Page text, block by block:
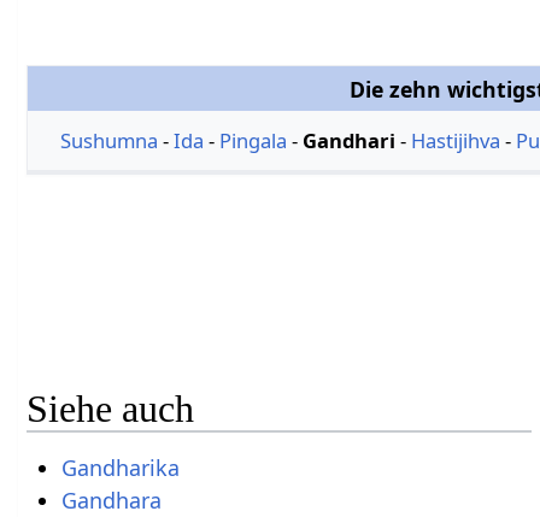
Die zehn
Sushumna -Ida - Pingala - Gandhari - Hastijihva -
Siehe auch
Gandharika
Gandhara